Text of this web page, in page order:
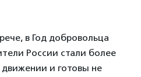
в Год добровольца
России стали более
движении и готовы не